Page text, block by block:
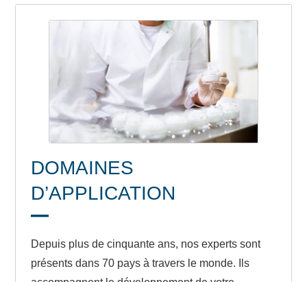
DOMAINES
D’APPLICATION
Depuis plus de cinquante ans, nos experts sont
présents dans 70 pays à travers le monde. Ils